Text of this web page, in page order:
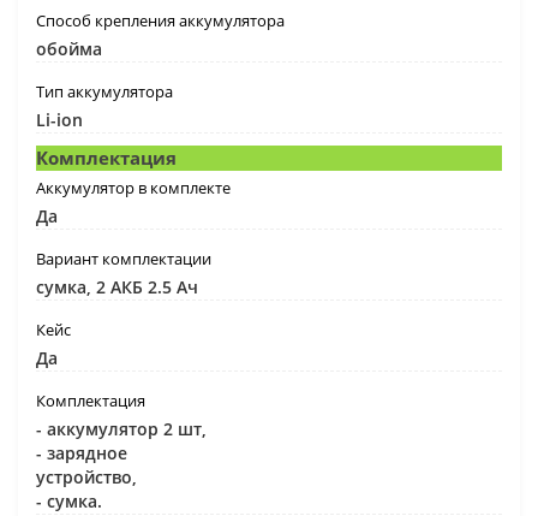
Способ крепления аккумулятора
обойма
Тип аккумулятора
Li-ion
Комплектация
Аккумулятор в комплекте
Да
Вариант комплектации
сумка, 2 АКБ 2.5 Ач
Кейс
Да
Комплектация
- аккумулятор 2 шт,
- зарядное
устройство,
- сумка.